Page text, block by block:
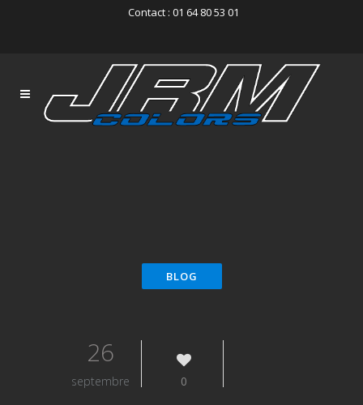
Contact : 01 64 80 53 01
26
septembre 0